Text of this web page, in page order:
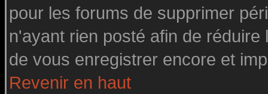
pour les forums de supprimer
n'ayant rien posté afin de
de vous enregistrer encore et
Revenir en haut